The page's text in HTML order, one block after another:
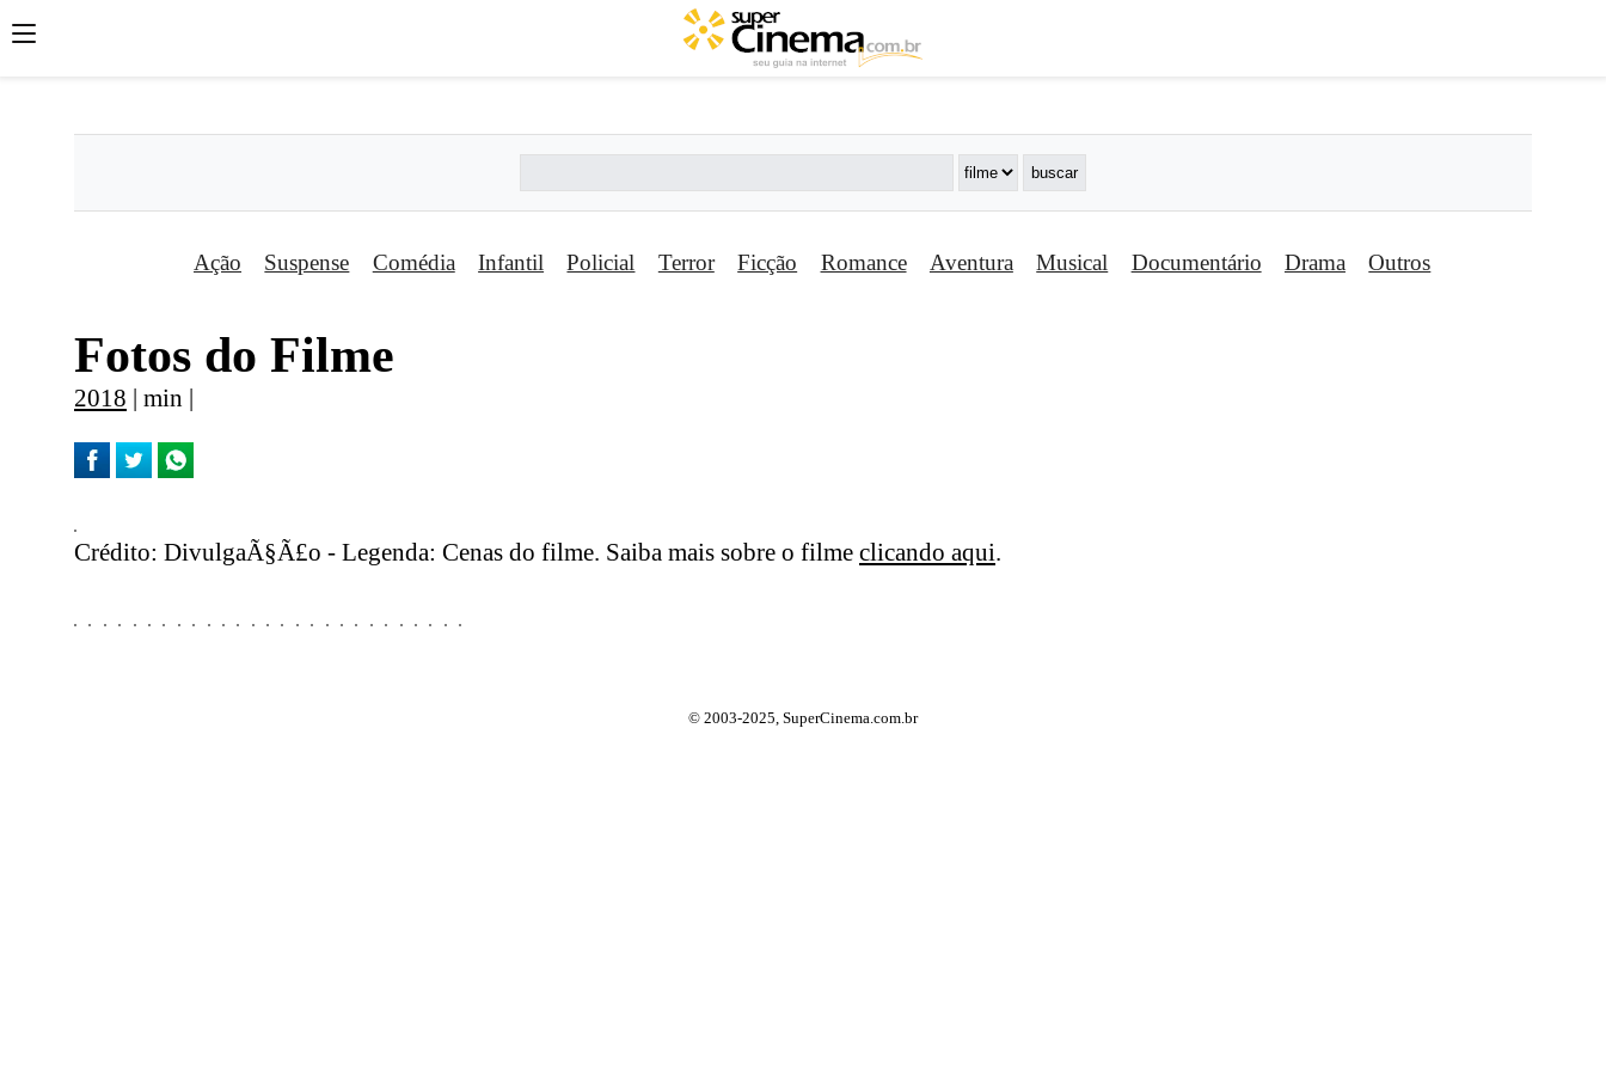
';';
Ação Suspense Comédia Infantil Policial Terror Ficção Romance Aventura Musical Documentário Drama Outros
Fotos do Filme
2018 | min |
Crédito: DivulgaÃ§Ã£o - Legenda: Cenas do filme. Saiba mais sobre o filme clicando aqui.
© 2003-2025, SuperCinema.com.br